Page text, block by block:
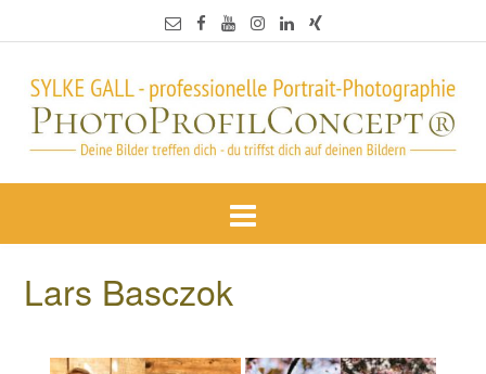
Lars Basczok